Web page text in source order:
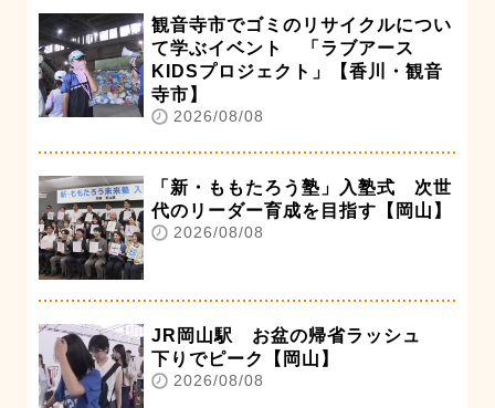
観音寺市でゴミのリサイクルについ
て学ぶイベント 「ラブアース
KIDSプロジェクト」【香川・観音
寺市】
2026/08/08
「新・ももたろう塾」入塾式 次世
代のリーダー育成を目指す【岡山】
2026/08/08
JR岡山駅 お盆の帰省ラッシュ
下りでピーク【岡山】
2026/08/08